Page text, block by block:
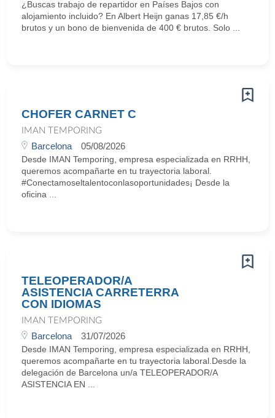
¿Buscas trabajo de repartidor en Países Bajos con
alojamiento incluido? En Albert Heijn ganas 17,85 €/h
brutos y un bono de bienvenida de 400 € brutos. Solo ...
CHOFER CARNET C
IMAN TEMPORING
Barcelona 05/08/2026
Desde IMAN Temporing, empresa especializada en RRHH,
queremos acompañarte en tu trayectoria laboral.
#Conectamoseltalentoconlasoportunidades¡ Desde la
oficina ...
TELEOPERADOR/A
ASISTENCIA CARRETERRA
CON IDIOMAS
IMAN TEMPORING
Barcelona 31/07/2026
Desde IMAN Temporing, empresa especializada en RRHH,
queremos acompañarte en tu trayectoria laboral.Desde la
delegación de Barcelona un/a TELEOPERADOR/A
ASISTENCIA EN ...